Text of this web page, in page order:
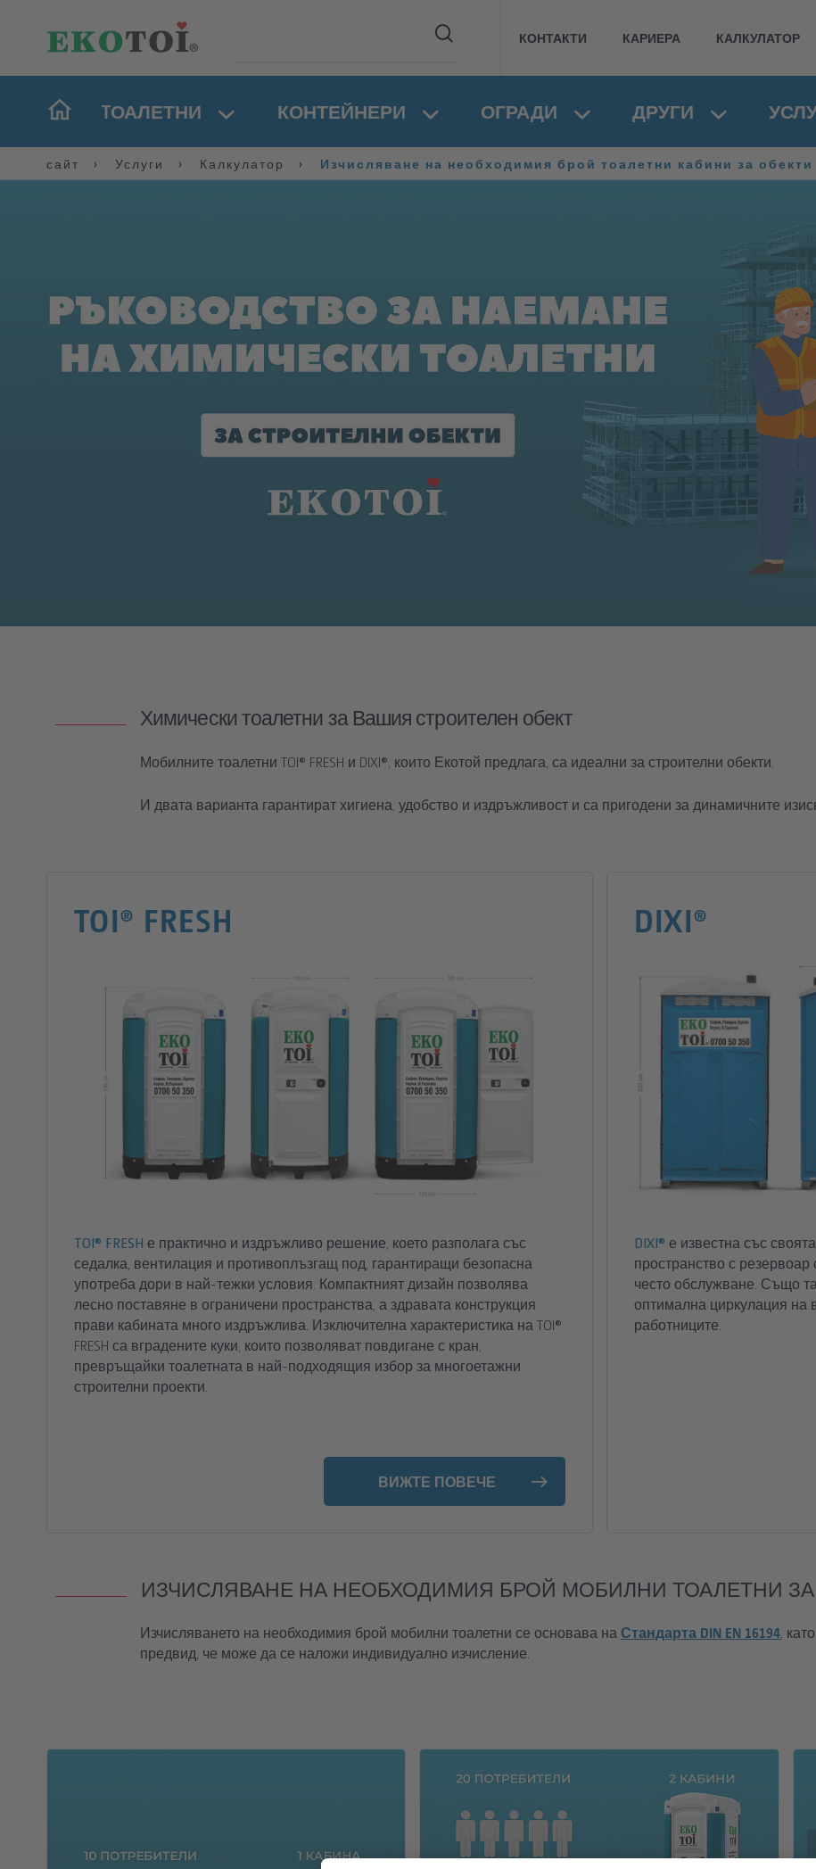
КОНТАКТИ КАРИЕРА КАЛКУЛАТОР
TОАЛЕТНИ КОНТЕЙНЕРИ ОГРАДИ ДРУГИ
сайт Услуги Калкулатор Изчисляване на необходимия брой тоалетни кабини за обекти
Химически тоалетни за Вашия строителен обект
Мобилните тоалетни TOI® FRESH и DIXI®, които Екотой предлага, са идеални за строителни обекти.
И двата варианта гарантират хигиена, удобство и издръжливост и са пригодени за динамичните
TOI® FRESH
TOI® FRESH е практично и издръжливо решение, което разполага със
седалка, вентилация и противоплъзгащ под, гарантиращи безопасна
употреба дори в най-тежки условия. Компактният дизайн позволява
лесно поставяне в ограничени пространства, а здравата конструкция
прави кабината много издръжлива. Изключителна характеристика на TOI®
FRESH са вградените куки, които позволяват повдигане с кран,
превръщайки тоалетната в най-подходящия избор за многоетажни
строителни проекти.
ВИЖТЕ ПОВЕЧЕ
DIXI®
DIXI® е известна със
пространство с
често обслужване. Също
оптимална циркулация на
работниците.
ИЗЧИСЛЯВАНЕ НА НЕОБХОДИМИЯ БРОЙ МОБИЛНИ ТОАЛЕТНИ
Изчисляването на необходимия брой мобилни тоалетни се основава на Стандарта DIN EN 16194 ,
предвид, че може да се наложи индивидуално изчисление.